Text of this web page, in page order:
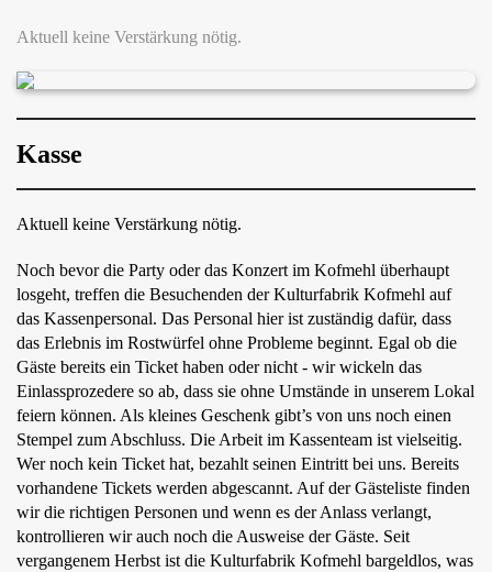
Aktuell keine Verstärkung nötig.
Kasse
Aktuell keine Verstärkung nötig.
Noch bevor die Party oder das Konzert im Kofmehl überhaupt
losgeht, treffen die Besuchenden der Kulturfabrik Kofmehl auf
das Kassenpersonal. Das Personal hier ist zuständig dafür, dass
das Erlebnis im Rostwürfel ohne Probleme beginnt. Egal ob die
Gäste bereits ein Ticket haben oder nicht - wir wickeln das
Einlassprozedere so ab, dass sie ohne Umstände in unserem Lokal
feiern können. Als kleines Geschenk gibt’s von uns noch einen
Stempel zum Abschluss. Die Arbeit im Kassenteam ist vielseitig.
Wer noch kein Ticket hat, bezahlt seinen Eintritt bei uns. Bereits
vorhandene Tickets werden abgescannt. Auf der Gästeliste finden
wir die richtigen Personen und wenn es der Anlass verlangt,
kontrollieren wir auch noch die Ausweise der Gäste. Seit
vergangenem Herbst ist die Kulturfabrik Kofmehl bargeldlos, was